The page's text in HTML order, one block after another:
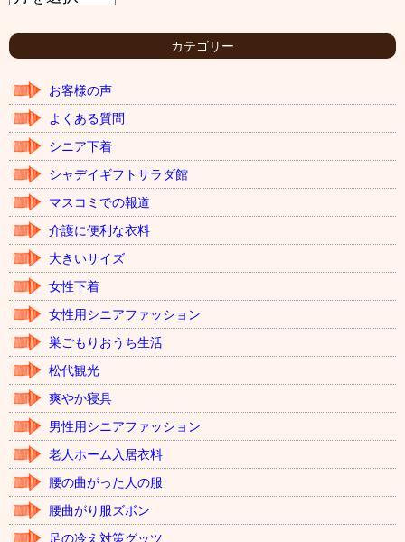
ー
イ
カテゴリー
お客様の声
よくある質問
シニア下着
シャデイギフトサラダ館
マスコミでの報道
介護に便利な衣料
大きいサイズ
女性下着
女性用シニアファッション
巣ごもりおうち生活
松代観光
爽やか寝具
男性用シニアファッション
老人ホーム入居衣料
腰の曲がった人の服
腰曲がり服ズボン
足の冷え対策グッツ